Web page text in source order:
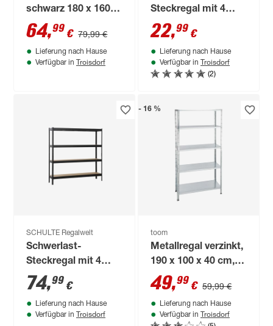
schwarz 180 x 160 x
60 cm, 4 Böden à
250 kg
64,99 € 79,99 €
Lieferung nach Hause
Verfügbar in Troisdorf
Steckregal mit 4
Böden à 150 kg
Traglast, verzinkt
180 x 50 x 50 cm
22,99 €
Lieferung nach Hause
Verfügbar in Troisdorf
(2)
SCHULTE Regalwelt
Schwerlast-
Steckregal mit 4
Böden à 200 kg
Traglast, schwarz
180 x 180 x 40 cm
74,99 €
Lieferung nach Hause
Verfügbar in Troisdorf
- 16 %
toom
Metallregal verzinkt,
190 x 100 x 40 cm, 5
Böden à 65 kg
49,99 € 59,99 €
Lieferung nach Hause
Verfügbar in Troisdorf